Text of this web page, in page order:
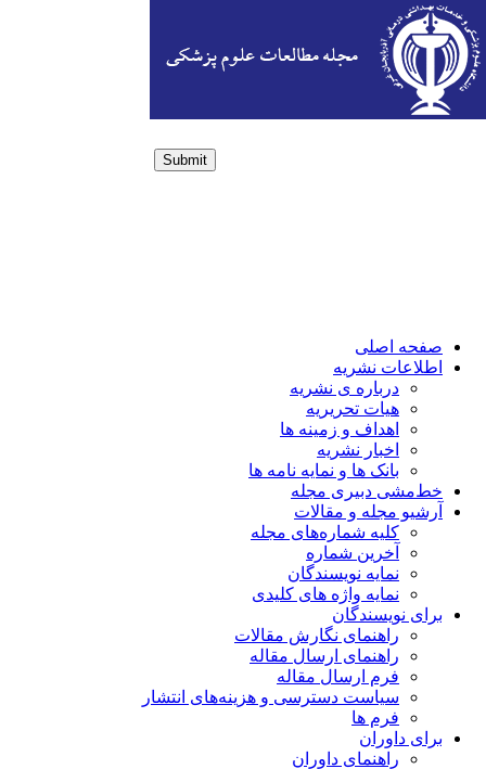
Submit
صفحه اصلی
اطلاعات نشریه
درباره ی نشریه
هیات تحریریه
اهداف و زمینه ها
اخبار نشریه
بانک ها و نمایه نامه ها
خط‌مشی دبیری مجله
آرشیو مجله و مقالات
کلیه شماره‌های مجله
آخرین شماره
نمایه نویسندگان
نمایه واژه های کلیدی
برای نویسندگان
راهنمای نگارش مقالات
راهنمای ارسال مقاله
فرم ارسال مقاله
سیاست دسترسی و هزینه‌های انتشار
فرم ها
برای داوران
راهنمای داوران